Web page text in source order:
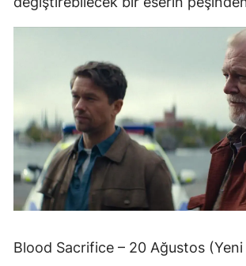
Blood Sacrifice – 20 Ağustos (Yeni